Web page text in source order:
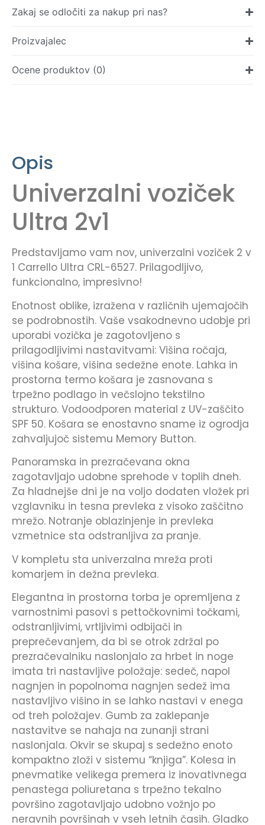
Zakaj se odločiti za nakup pri nas?
Proizvajalec
Ocene produktov (0)
Opis
Univerzalni voziček
Ultra 2v1
Predstavljamo vam nov, univerzalni voziček 2 v
1 Carrello Ultra CRL-6527. Prilagodljivo,
funkcionalno, impresivno!
Enotnost oblike, izražena v različnih ujemajočih
se podrobnostih. Vaše vsakodnevno udobje pri
uporabi vozička je zagotovljeno s
prilagodljivimi nastavitvami: Višina ročaja,
višina košare, višina sedežne enote. Lahka in
prostorna termo košara je zasnovana s
trpežno podlago in večslojno tekstilno
strukturo. Vodoodporen material z UV-zaščito
SPF 50. Košara se enostavno sname iz ogrodja
zahvaljujoč sistemu Memory Button.
Panoramska in prezračevana okna
zagotavljajo udobne sprehode v toplih dneh.
Za hladnejše dni je na voljo dodaten vložek pri
vzglavniku in tesna prevleka z visoko zaščitno
mrežo. Notranje oblazinjenje in prevleka
vzmetnice sta odstranljiva za pranje.
V kompletu sta univerzalna mreža proti
komarjem in dežna prevleka.
Elegantna in prostorna torba je opremljena z
varnostnimi pasovi s pettočkovnimi točkami,
odstranljivimi, vrtljivimi odbijači in
preprečevanjem, da bi se otrok zdržal po
prezračevalniku naslonjalo za hrbet in noge
imata tri nastavljive položaje: sedeč, napol
nagnjen in popolnoma nagnjen sedež ima
nastavljivo višino in se lahko nastavi v enega
od treh položajev. Gumb za zaklepanje
nastavitve se nahaja na zunanji strani
naslonjala. Okvir se skupaj s sedežno enoto
kompaktno zloži v sistemu “knjiga”. Kolesa in
pnevmatike velikega premera iz inovativnega
penastega poliuretana s trpežno tekalno
površino zagotavljajo udobno vožnjo po
neravnih površinah v vseh letnih časih. Gladko